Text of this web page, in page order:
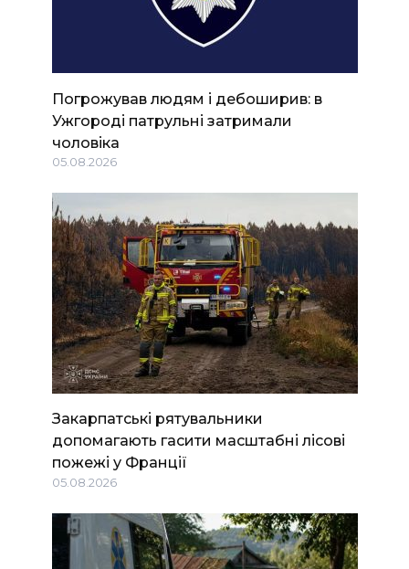
Погрожував людям і дебоширив: в
Ужгороді патрульні затримали
чоловіка
05.08.2026
Закарпатські рятувальники
допомагають гасити масштабні лісові
пожежі у Франції
05.08.2026